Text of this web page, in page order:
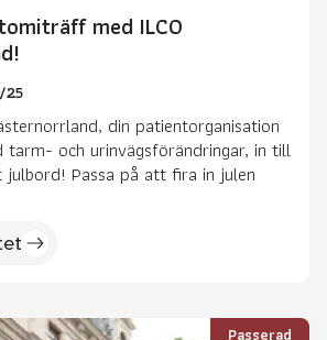
med ILCO
25
din patientorganisation
och urinvägsförändringar, in till
Passa på att fira in julen
Passerad